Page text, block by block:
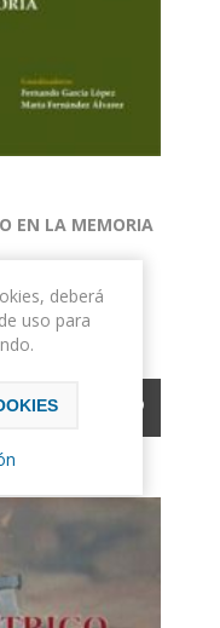
EN LA MEMORIA
deberá
uso para